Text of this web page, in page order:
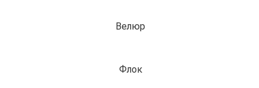
Велюр
Флок